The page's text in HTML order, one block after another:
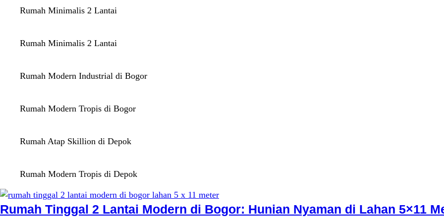
Rumah Minimalis 2 Lantai
Rumah Minimalis 2 Lantai
Rumah Modern Industrial di Bogor
Rumah Modern Tropis di Bogor
Rumah Atap Skillion di Depok
Rumah Modern Tropis di Depok
Rumah Tinggal 2 Lantai Modern di Bogor: Hunian Nyaman di Lahan 5×11